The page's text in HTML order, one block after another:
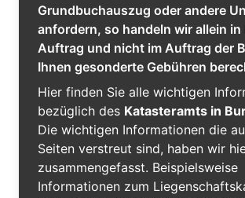
Grundbuchauszug oder andere
anfordern, so handeln wir allein in
Auftrag und nicht im Auftrag der
Ihnen gesonderte Gebühren
Hier finden Sie alle wichtigen
bezüglich des Katasteramts in
Die wichtigen Informationen die
Seiten verstreut sind, haben wir
zusammengefasst. Beispielsweise
Informationen zum